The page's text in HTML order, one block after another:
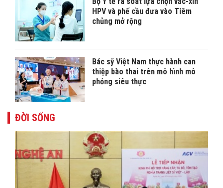
HPV và phế cầu đưa vào Tiêm
chủng mở rộng
Bác sỹ Việt Nam thực hành can
thiệp bào thai trên mô hình mô
phỏng siêu thực
ĐỜI SỐNG